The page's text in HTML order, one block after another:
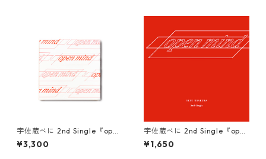
Rakugaki
NANJING CHOCOLATE
宇佐蔵べに 2nd Single『open
mind』- Premium Type
¥3,300
宇佐蔵べに 2nd Single『open
mind』- Standard Type
¥1,650